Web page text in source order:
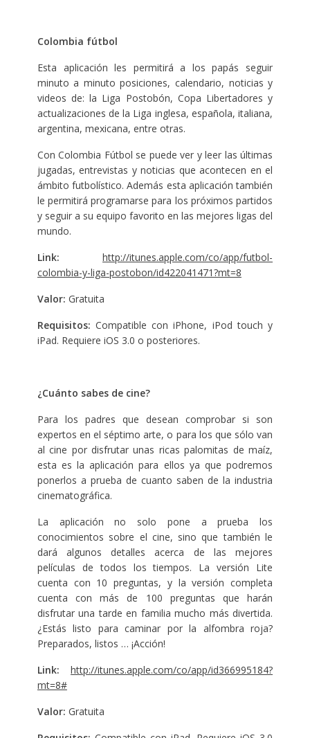
Colombia fútbol
Esta aplicación les permitirá a los papás seguir
minuto a minuto posiciones, calendario, noticias y
videos de: la Liga Postobón, Copa Libertadores y
actualizaciones de la Liga inglesa, española, italiana,
argentina, mexicana, entre otras.
Con Colombia Fútbol se puede ver y leer las últimas
jugadas, entrevistas y noticias que acontecen en el
ámbito futbolístico. Además esta aplicación también
le permitirá programarse para los próximos partidos
y seguir a su equipo favorito en las mejores ligas del
mundo.
Link:http://itunes.apple.com/co/app/futbol-
colombia-y-liga-postobon/id422041471?mt=8
Valor: Gratuita
Requisitos: Compatible con iPhone, iPod touch y
iPad. Requiere iOS 3.0 o posteriores.
¿Cuánto sabes de cine?
Para los padres que desean comprobar si son
expertos en el séptimo arte, o para los que sólo van
al cine por disfrutar unas ricas palomitas de maíz,
esta es la aplicación para ellos ya que podremos
ponerlos a prueba de cuanto saben de la industria
cinematográfica.
La aplicación no solo pone a prueba los
conocimientos sobre el cine, sino que también le
dará algunos detalles acerca de las mejores
películas de todos los tiempos. La versión Lite
cuenta con 10 preguntas, y la versión completa
cuenta con más de 100 preguntas que harán
disfrutar una tarde en familia mucho más divertida.
¿Estás listo para caminar por la alfombra roja?
Preparados, listos … ¡Acción!
Link:
http://itunes.apple.com/co/app/id366995184?
mt=8#
Valor: Gratuita